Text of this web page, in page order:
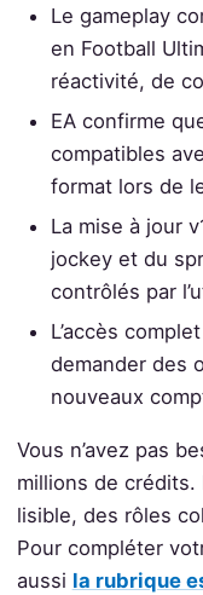
Le gameplay
en Football
réactivité, de
EA confirme
compatibles
format lors de
La mise à jour
jockey et du
contrôlés par
L’accès
demander des
nouveaux
Vous n’avez pas
millions de
lisible, des rôles
Pour compléter
aussi la rubrique